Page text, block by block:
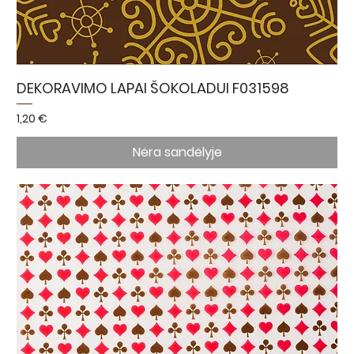
DEKORAVIMO LAPAI ŠOKOLADUI F031598
Kaina
1,20 €
Nėra sandėlyje